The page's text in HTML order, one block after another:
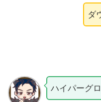
ダ
ハイパーグ